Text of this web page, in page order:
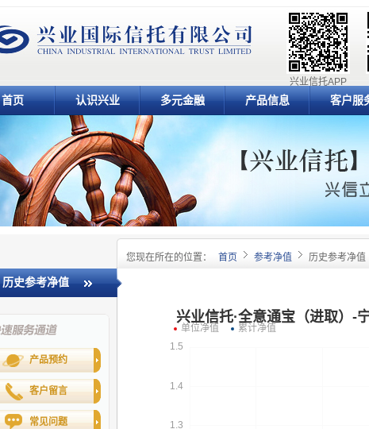
兴业信托APP
首页 认识兴业 多元金融 产品信息 客户服
您现在所在的位置： 首页 参考净值 历史参考净值
历史参考净值
产品预约
客户留言
常见问题